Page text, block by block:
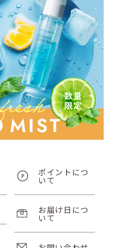
ポイントにつ
いて
お届け日につ
いて